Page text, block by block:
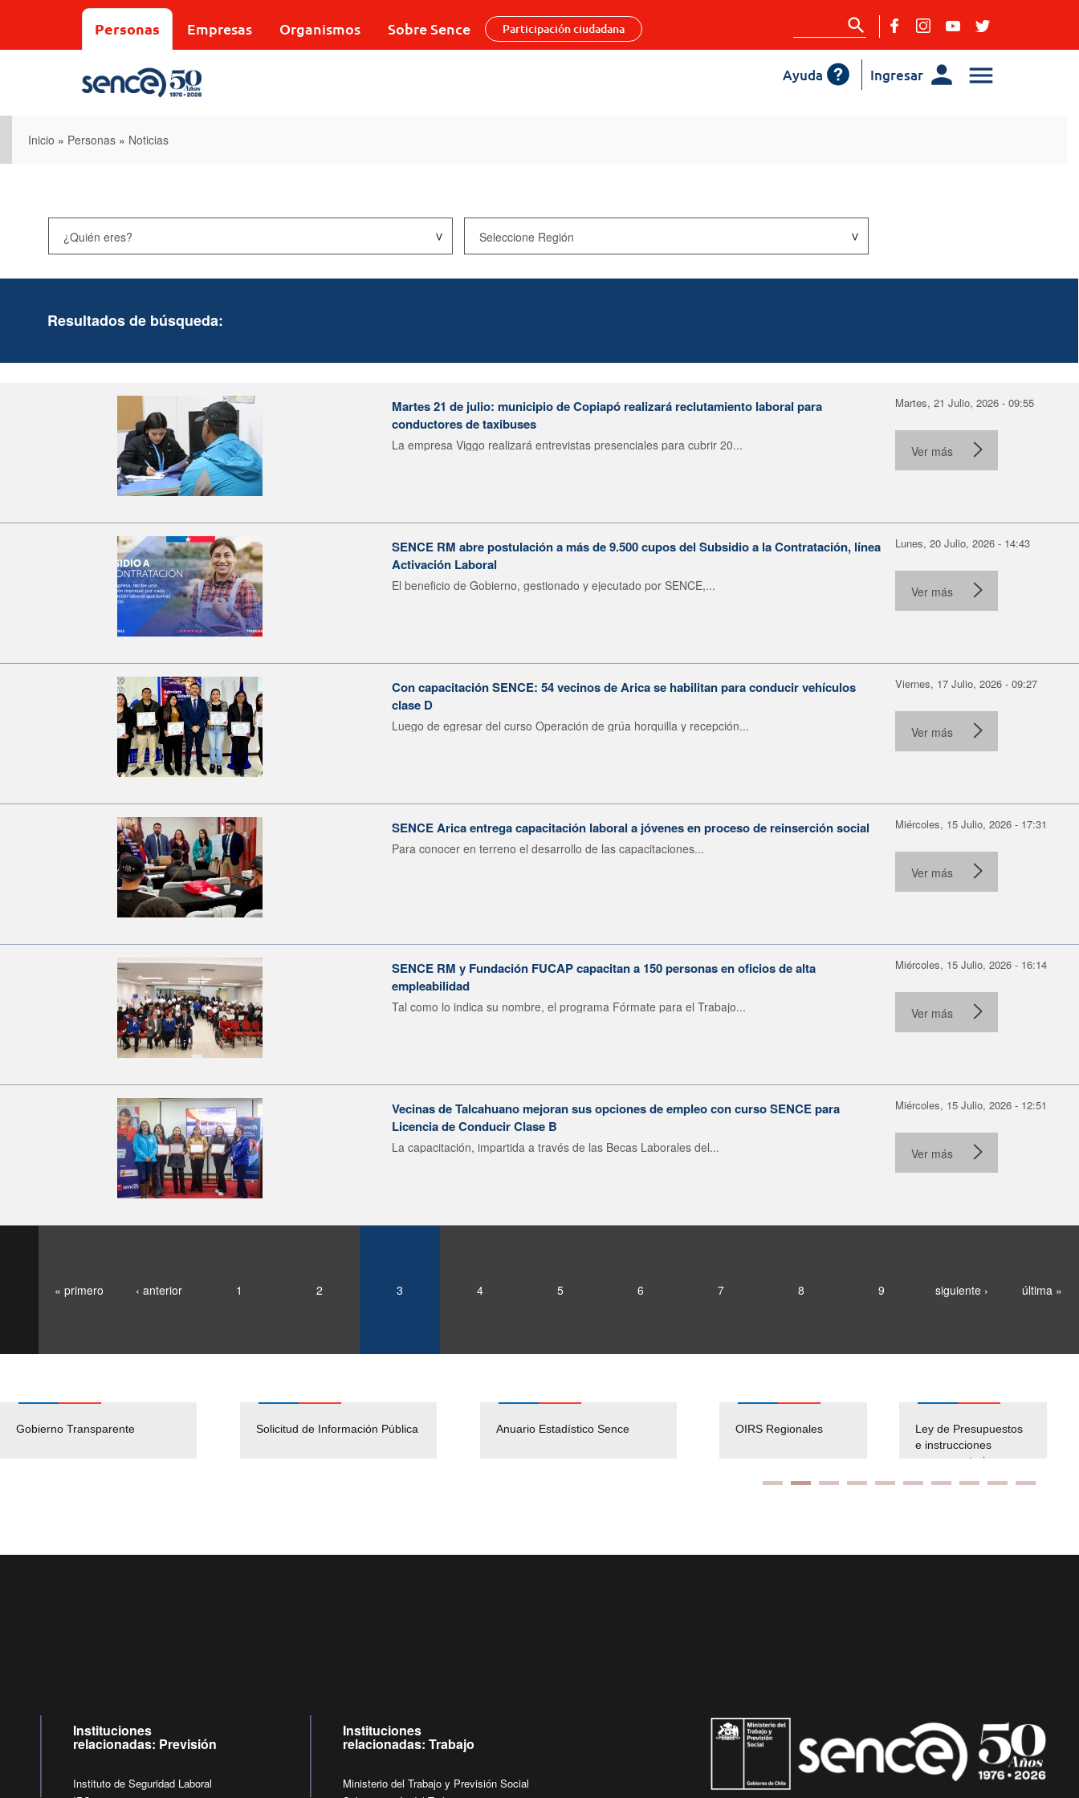
Personas Empresas Organismos Sobre Sence Participación ciudadana
Ingresar
Ayuda
Inicio » Personas » Noticias
Resultados de búsqueda:
Martes 21 de julio: municipio de Copiapó realizará reclutamiento laboral para
conductores de taxibuses
La empresa Viggo realizará entrevistas presenciales para cubrir 20...
Martes, 21 Julio, 2026 - 09:55
Ver más
SENCE RM abre postulación a más de 9.500 cupos del Subsidio a la Contratación, línea
Activación Laboral
El beneficio de Gobierno, gestionado y ejecutado por SENCE,...
Lunes, 20 Julio, 2026 - 14:43
Ver más
Con capacitación SENCE: 54 vecinos de Arica se habilitan para conducir vehículos
clase D
Luego de egresar del curso Operación de grúa horquilla y recepción...
Viernes, 17 Julio, 2026 - 09:27
Ver más
SENCE Arica entrega capacitación laboral a jóvenes en proceso de reinserción social
Para conocer en terreno el desarrollo de las capacitaciones...
Miércoles, 15 Julio, 2026 - 17:31
Ver más
SENCE RM y Fundación FUCAP capacitan a 150 personas en oficios de alta
empleabilidad
Tal como lo indica su nombre, el programa Fórmate para el Trabajo...
Miércoles, 15 Julio, 2026 - 16:14
Ver más
Vecinas de Talcahuano mejoran sus opciones de empleo con curso SENCE para
Licencia de Conducir Clase B
La capacitación, impartida a través de las Becas Laborales del...
Miércoles, 15 Julio, 2026 - 12:51
Ver más
« primero ‹ anterior 1 2 3 4 5 6 7 8 9 siguiente › última »
Gobierno Transparente Solicitud de Información Pública Anuario Estadístico Sence
Pago Proveedores
Empleos Públicos
Solicitud Audiencias y
OIRS Regionales
Ley de Presupuestos
e instrucciones
presuspuetarias
Instituciones
relacionadas: Previsión
Instituto de Seguridad Laboral
Instituciones
relacionadas: Trabajo
Ministerio del Trabajo y Previsión Social